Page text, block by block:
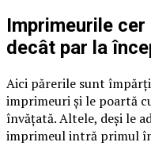
Imprimeurile
decât par la
Aici părerile sunt
imprimeuri și le poartă
învățată. Altele, deși le
imprimeul intră primul